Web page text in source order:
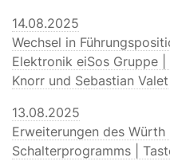
14.08.2025
Wechsel in
Elektronik eiSos Gruppe
Knorr und Sebastian Valet
13.08.2025
Erweiterungen des Würth
Schalterprogramms |